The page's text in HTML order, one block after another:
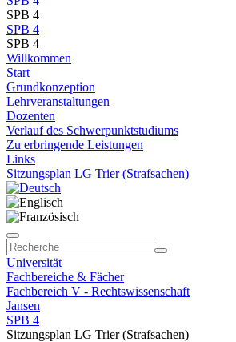
SPB 4
SPB 4
SPB 4
Willkommen
Start
Grundkonzeption
Lehrveranstaltungen
Dozenten
Verlauf des Schwerpunktstudiums
Zu erbringende Leistungen
Links
Sitzungsplan LG Trier (Strafsachen)
Universität
Fachbereiche & Fächer
Fachbereich V - Rechtswissenschaft
Jansen
SPB 4
Sitzungsplan LG Trier (Strafsachen)